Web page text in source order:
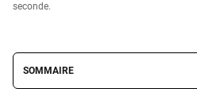
seconde.
SOMMAIRE